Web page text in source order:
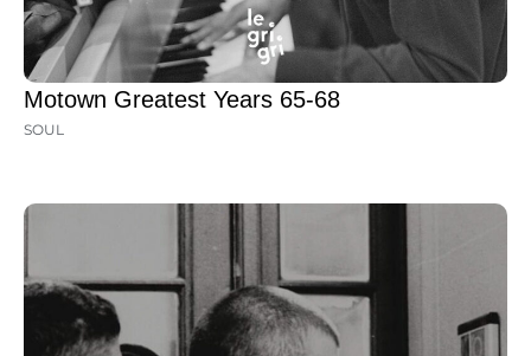
Motown Greatest Years 65-68
SOUL